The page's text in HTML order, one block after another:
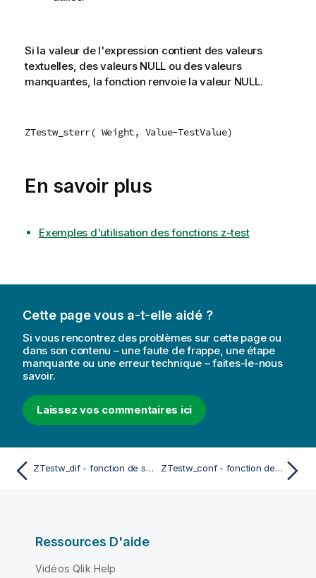
Si la valeur de l'expression contient des valeurs
textuelles, des valeurs NULL ou des valeurs
manquantes, la fonction renvoie la valeur NULL.
ZTestw_sterr( Weight, Value-TestValue)
En savoir plus
Exemples d'utilisation des fonctions z-test
Cette page vous a-t-elle aidé ?
Si vous rencontrez des problèmes sur cette page ou
dans son contenu – une faute de frappe, une étape
manquante ou une erreur technique – faites-le-nous
savoir.
Laissez vos commentaires ici
ZTestw_dif - fonction de script et fonction de graphique ZTestw_conf - fonction de script et fonction de graphique
Ressources D'aide
Vidéos Qlik Help